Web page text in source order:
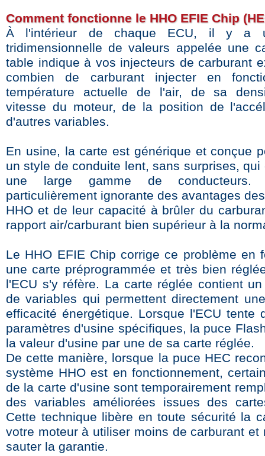
Comment fonctionne le HHO EFIE Chip
À l'intérieur de chaque ECU, il y a
tridimensionnelle de valeurs appelée une
table indique à vos injecteurs de carburant
combien de carburant injecter en
température actuelle de l'air, de sa
vitesse du moteur, de la position de
d'autres variables.
En usine, la carte est générique et conçue
un style de conduite lent, sans surprises, qui
une large gamme de
particulièrement ignorante des avantages
HHO et de leur capacité à brûler du
rapport air/carburant bien supérieur à la
Le HHO EFIE Chip corrige ce problème en
une carte préprogrammée et très bien
l'ECU s'y réfère. La carte réglée contient
de variables qui permettent directement
efficacité énergétique. Lorsque l'ECU tente
paramètres d'usine spécifiques, la puce
la valeur d'usine par une de sa carte réglée.
De cette manière, lorsque la puce HEC
système HHO est en fonctionnement,
de la carte d'usine sont temporairement
des variables améliorées issues des
Cette technique libère en toute sécurité la
votre moteur à utiliser moins de carburant et
sauter la garantie.